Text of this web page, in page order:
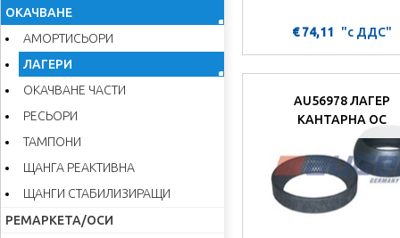
ОКАЧВАНЕ
АМОРТИСЬОРИ
ЛАГЕРИ
ОКАЧВАНЕ ЧАСТИ
РЕСЬОРИ
ТАМПОНИ
ЩАНГА РЕАКТИВНА
ЩАНГИ СТАБИЛИЗИРАЩИ
РЕМАРКЕТА/ОСИ
€ 74,11 "с ДДС"
AU56978 ЛАГЕР
КАНТАРНА ОС